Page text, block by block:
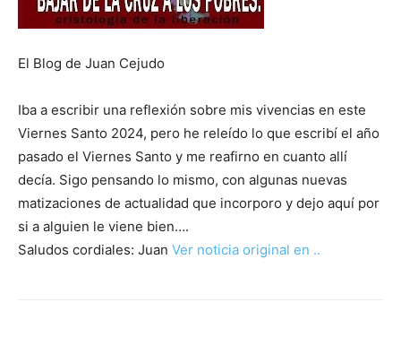
El Blog de Juan Cejudo
Iba a escribir una reflexión sobre mis vivencias en este
Viernes Santo 2024, pero he releído lo que escribí el año
pasado el Viernes Santo y me reafirno en cuanto allí
decía. Sigo pensando lo mismo, con algunas nuevas
matizaciones de actualidad que incorporo y dejo aquí por
si a alguien le viene bien….
Saludos cordiales: Juan Ver noticia original en ..